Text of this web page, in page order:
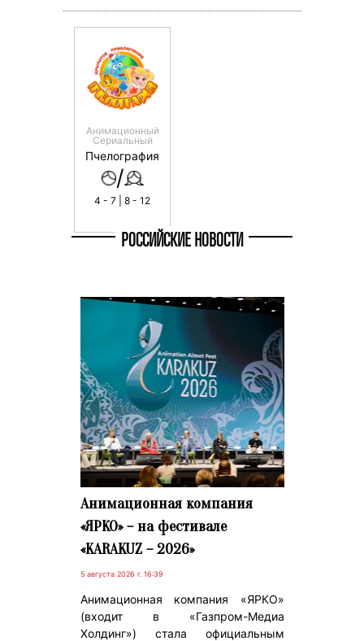
Анимационный
Сериальный
Пчелография
/
4 - 7 | 8 - 12
РОССИЙСКИЕ НОВОСТИ
Анимационная компания
«ЯРКО» – на фестивале
«KARAKUZ – 2026»
5 августа 2026 г. 16:39
Анимационная компания «ЯРКО»
(входит в «Газпром-Медиа
Холдинг») стала официальным